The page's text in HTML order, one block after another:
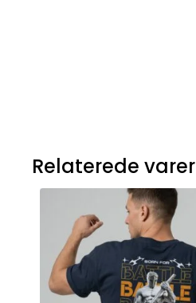
Relaterede varer